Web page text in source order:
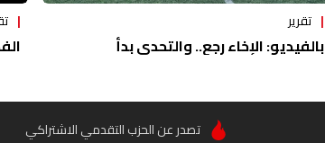
تقرير
بالفيديو: الإخاء رجع.. والتحدي بدأ
تصدر عن الحزب التقدمي الاشتراكي